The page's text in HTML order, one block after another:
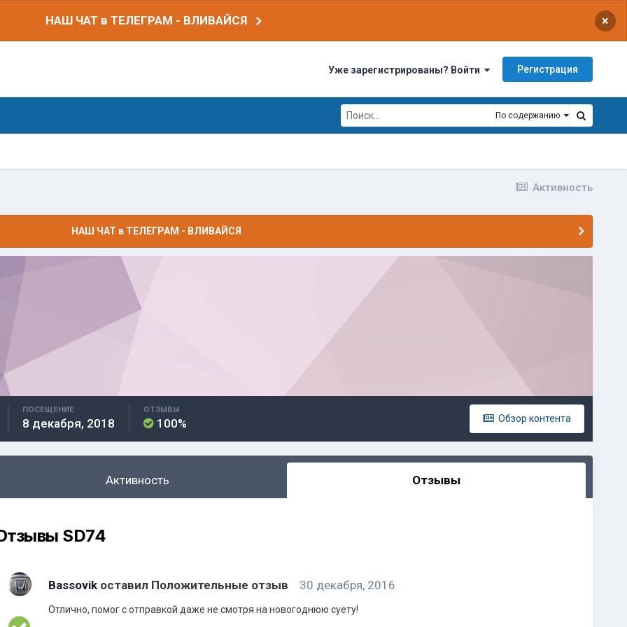
НАШ ЧАТ в ТЕЛЕГРАМ - ВЛИВАЙСЯ ×
Уже зарегистрированы? Войти Регистрация
По содержанию
Активность
НАШ ЧАТ в ТЕЛЕГРАМ - ВЛИВАЙСЯ
Обзор контента
ПОСЕЩЕНИЕ
8 декабря, 2018
ОТЗЫВЫ
100%
Активность Отзывы
SD74
Bassovikоставил Положительные отзыв 30 декабря, 2016
Отлично, помог с отправкой даже не смотря на новогоднюю суету!